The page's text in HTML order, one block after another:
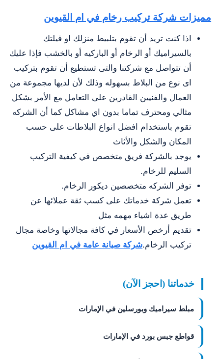
مميزات شركة تركيب رخام في ام القيوين
اذا كنت تريد أن تقوم بتلبيط منزلك او فيلتك
بالسيراميك أو الرخام أو الباركيه أو بالخشب فإذا عليك
أن تتواصل مع شركتنا والتى تستطيع أن تقوم بتركيب
اى نوع من البلاط بسهوله وذلك لأن لديها مجموعة من
العمال والفنيين القادرين على التعامل مع الأمر بشكل
مثالي ومحترف تماما بدون اي مشاكل كما أن الشركه
تقوم باستخدام افضل انواع البلاطات على حسب
المكان والشكل والأثاث
يوجد بالشركة فريق متخصص في كيفية التركيب
السليم للرخام.
توفر الشركه متخصصين ديكور الرخام.
تعمل شركة خدماتك على كسب ثقة عملائها عن
طريق عدة اشياء مهمه مثل
تقديم أرخص الأسعار في كافة مجالاتها وخاصة مجال
تركيب الرخام.شركة صيانة عامة في ام القيوين
خدماتنا (احجز الآن)
مبلط سيراميك وبورسلين في الإمارات
قواطع جبس بورد في الإمارات